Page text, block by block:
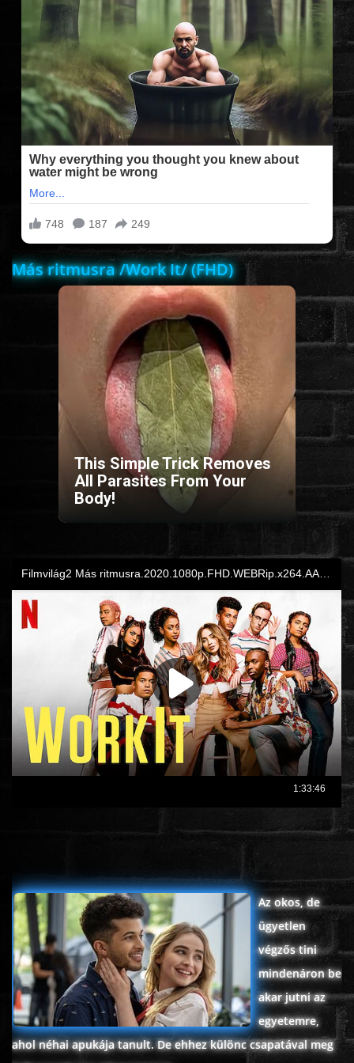
FILMEK (2025-ÖS)
FILMEK (2024-ES)
FILMEK (2023-AS)
FILMEK (2022-ES)
FELIRATOS FILMEK
AKCIÓ
THRILLER
DRÁMA
ROMANTIKUS
CSALÁDI
WESTERN
TÖRTÉNELMI
DOKUMENTUMFILMEK
Más ritmusra /Work It/ (FHD)
This Simple Trick Removes
All Parasites From Your
Body!
Az okos, de
ügyetlen
végzős tini
mindenáron be
akar jutni az
egyetemre,
ahol néhai apukája tanult. De ehhez különc csapatával meg